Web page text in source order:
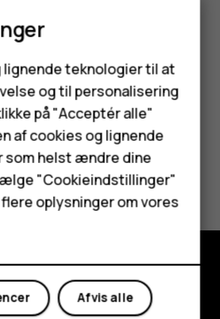
> Dato og tid
nyttigt?
lignende teknologier til at
og til personalisering
på "Acceptér alle"
af cookies og lignende
som helst ændre dine
"Cookieindstillinger"
oplysninger om vores
Afvis alle